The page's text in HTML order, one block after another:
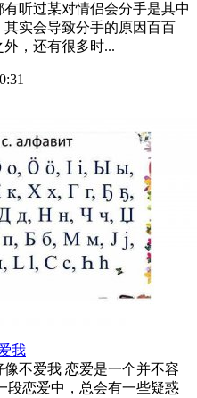
听过某对情侣会分手是其中
实会导致分手的原因百百
，还有很多时...
我
不爱我 恋爱是一个并不容
段恋爱中，总会有一些疑惑